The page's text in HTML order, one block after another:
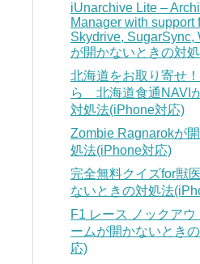
iUnarchive Lite –
Manager with support
Skydrive, SugarSync,
が開かないときの対
北海道をお取り寄せ
ら 北海道食通NAVI
対処法(iPhone対応)
Zombie Ragnarokが
処法(iPhone対応)
完全無料クイズfor獣
ないときの対処法
F1 レース ノックア
ームが開かないとき
応)